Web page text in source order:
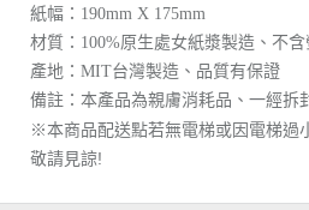
紙幅：190mm X 175mm
材質：100%原生處女紙漿製造、不含
產地：MIT台灣製造、品質有保證
備註：本產品為親膚消耗品、一經拆
※本商品配送點若無電梯或因電梯過
敬請見諒!